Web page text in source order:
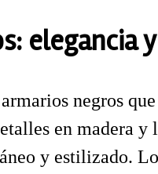
elegancia
negros
en madera
y estilizado.